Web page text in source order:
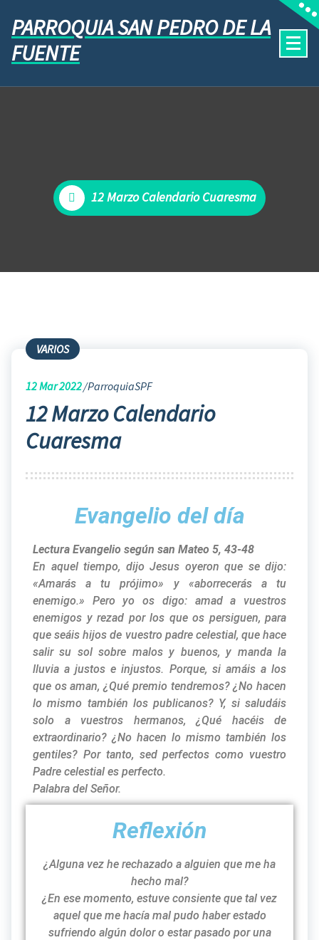
PARROQUIA SAN PEDRO DE LA
FUENTE
12 Marzo Calendario Cuaresma
VARIOS
12Mar 2022 ParroquiaSPF
12 Marzo Calendario
Cuaresma
Evangelio del día
Lectura Evangelio según san Mateo 5, 43-48
En aquel tiempo, dijo Jesus oyeron que se dijo:
«Amarás a tu prójimo» y «aborrecerás a tu
enemigo.» Pero yo os digo: amad a vuestros
enemigos y rezad por los que os persiguen, para
que seáis hijos de vuestro padre celestial, que hace
salir su sol sobre malos y buenos, y manda la
lluvia a justos e injustos. Porque, si amáis a los
que os aman, ¿Qué premio tendremos? ¿No hacen
lo mismo también los publicanos? Y, si saludáis
solo a vuestros hermanos, ¿Qué hacéis de
extraordinario? ¿No hacen lo mismo también los
gentiles? Por tanto, sed perfectos como vuestro
Padre celestial es perfecto.
Palabra del Señor.
Reflexión
¿Alguna vez he rechazado a alguien que me ha
hecho mal?
¿En ese momento, estuve consiente que tal vez
aquel que me hacía mal pudo haber estado
sufriendo algún dolor o estar pasado por una